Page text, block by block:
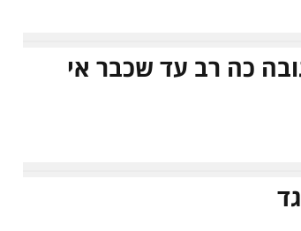
כה רב עד שכבר אי